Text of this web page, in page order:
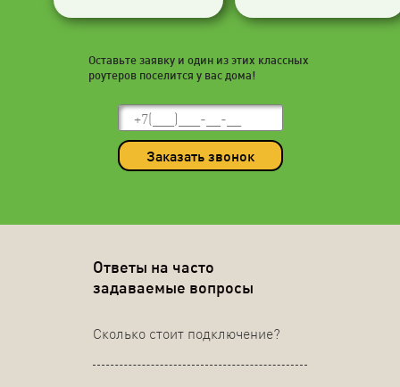
Оставьте заявку и один из этих классных
роутеров поселится у вас дома!
Заказать звонок
Ответы на часто
задаваемые вопросы
Сколько стоит подключение?